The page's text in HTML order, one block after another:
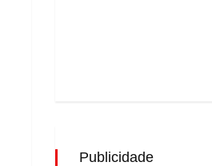
Publicidade